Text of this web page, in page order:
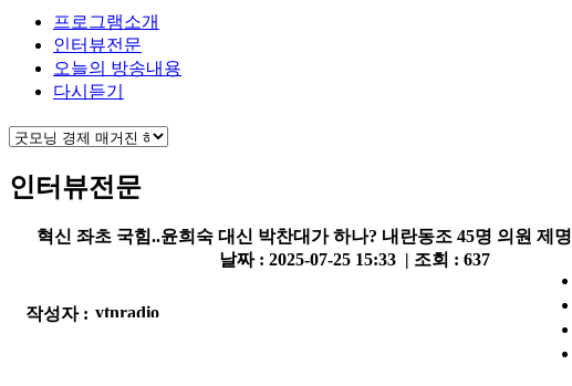
프로그램소개
인터뷰전문
오늘의 방송내용
다시듣기
인터뷰전문
혁신 좌초 국힘..윤희숙 대신 박찬대가 하나? 내란동조 45명 의원 제명
작성자 :
날짜 : 2025-07-25 15:33 | 조회 : 637